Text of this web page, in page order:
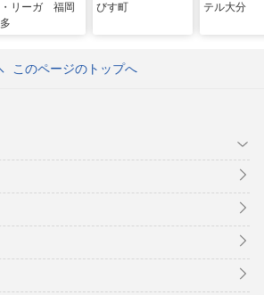
リーガ 福岡
びす町
テル大分
このページのトップへ